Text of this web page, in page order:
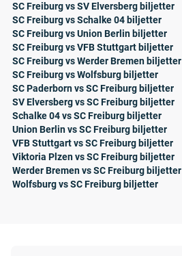
SC Freiburg vs SV Elversberg biljetter
SC Freiburg vs Schalke 04 biljetter
SC Freiburg vs Union Berlin biljetter
SC Freiburg vs VFB Stuttgart biljetter
SC Freiburg vs Werder Bremen biljetter
SC Freiburg vs Wolfsburg biljetter
SC Paderborn vs SC Freiburg biljetter
SV Elversberg vs SC Freiburg biljetter
Schalke 04 vs SC Freiburg biljetter
Union Berlin vs SC Freiburg biljetter
VFB Stuttgart vs SC Freiburg biljetter
Viktoria Plzen vs SC Freiburg biljetter
Werder Bremen vs SC Freiburg biljetter
Wolfsburg vs SC Freiburg biljetter